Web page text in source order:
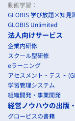
動画学習：
GLOBIS 学び放題×知見
GLOBIS Unlimited
法人向けサービス
企業内研修
スクール型研修
eラーニング
アセスメント・テスト
学習管理システム
組織開発・事業開発
経営ノウハウの出版
グロービスの書籍